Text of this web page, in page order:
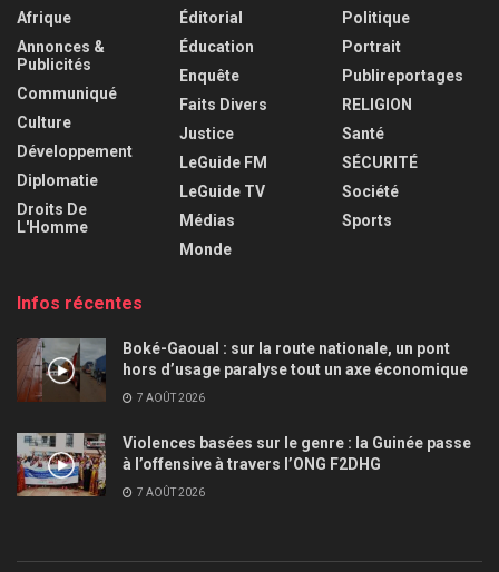
Afrique
Annonces &
Publicités
Communiqué
Culture
Développement
Diplomatie
Droits De
L'Homme
Éditorial
Éducation
Enquête
Faits Divers
Justice
LeGuide FM
LeGuide TV
Médias
Monde
Politique
Portrait
Publireportages
RELIGION
Santé
SÉCURITÉ
Société
Sports
Infos récentes
Boké-Gaoual : sur la route nationale, un pont
hors d’usage paralyse tout un axe économique
7 AOÛT 2026
Violences basées sur le genre : la Guinée passe
à l’offensive à travers l’ONG F2DHG
7 AOÛT 2026